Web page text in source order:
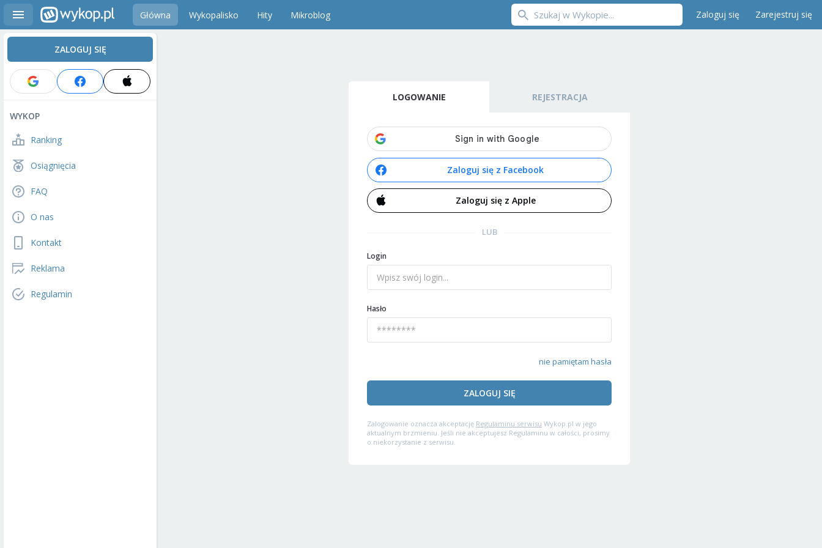
Główna Wykopalisko Hity Mikroblog Zaloguj się Zarejestruj się
ZALOGUJ SIĘ
WYKOP
Ranking
Osiągnięcia
FAQ
O nas
Kontakt
Reklama
Regulamin
LOGOWANIE REJESTRACJA
Zaloguj się z Facebook
Zaloguj się z Apple
LUB
Login
Hasło
nie pamiętam hasła
ZALOGUJ SIĘ
Zalogowanie oznacza akceptację Regulaminu serwisu Wykop.pl w jego
aktualnym brzmieniu. Jeśli nie akceptujesz Regulaminu w całości, prosimy
o niekorzystanie z serwisu.